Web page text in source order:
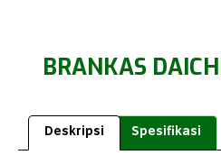
BRANKAS
Deskripsi Spesifikasi